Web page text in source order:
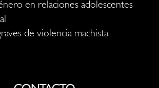
en relaciones adolescentes
de violencia machista